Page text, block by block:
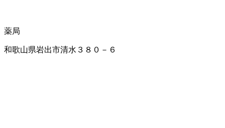
薬局
和歌山県岩出市清水３８０－６